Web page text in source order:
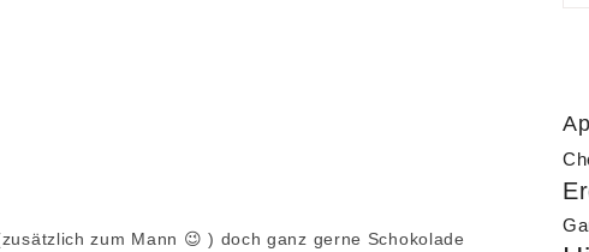
zum Mann 😉 ) doch ganz gerne Schokolade